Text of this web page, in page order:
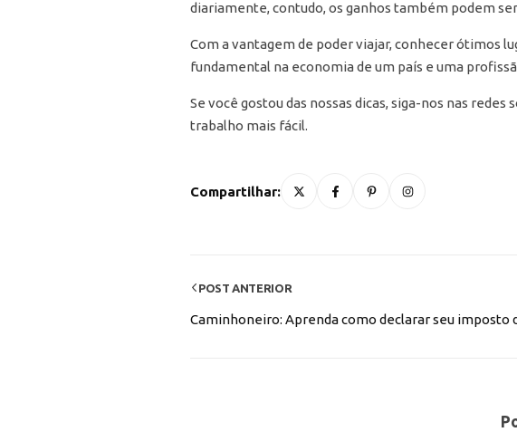
diariamente, contudo, os ganhos também podem
Com a vantagem de poder viajar, conhecer ótimos
fundamental na economia de um país e uma
Se você gostou das nossas dicas, siga-nos nas
trabalho mais fácil.
Compartilhar:
POST ANTERIOR
Caminhoneiro: Aprenda como declarar seu imposto